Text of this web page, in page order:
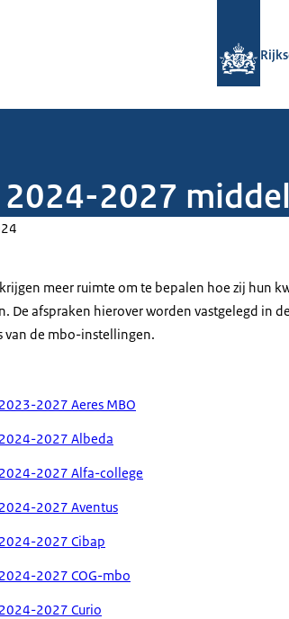
2027
meer ruimte om te bepalen hoe zij hun
De afspraken hierover worden vastgelegd in de
van de mbo-instellingen.
2027 Aeres MBO
2027 Albeda
2027 Alfa-college
2027 Aventus
2027 Cibap
2027 COG-mbo
2027 Curio